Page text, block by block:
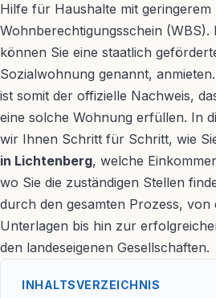
Hilfe für Haushalte mit geringerem
Wohnberechtigungsschein (WBS).
können Sie eine staatlich
Sozialwohnung genannt,
ist somit der offizielle Nachweis,
eine solche Wohnung erfüllen. In
wir Ihnen Schritt für Schritt, wie
in Lichtenberg, welche
wo Sie die zuständigen Stellen
durch den gesamten Prozess, von
Unterlagen bis hin zur
den landeseigenen Gesellschaften.
INHALTSVERZEICHNIS